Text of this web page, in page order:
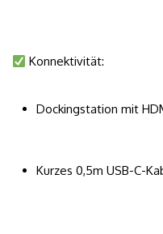
Konnektivität:
Dockingstation mit
Kurzes 0,5m USB-C-